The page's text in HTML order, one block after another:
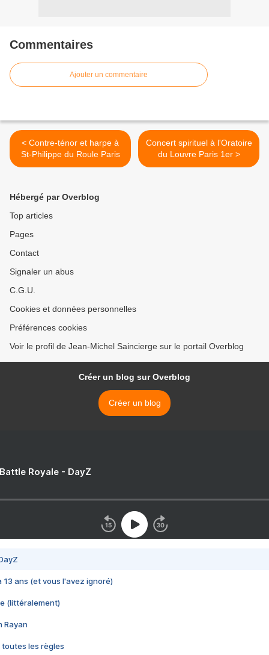
Commentaires
Ajouter un commentaire
< Contre-ténor et harpe à
St-Philippe du Roule Paris
Concert spirituel à l'Oratoire
du Louvre Paris 1er >
Hébergé par Overblog
Top articles
Pages
Contact
Signaler un abus
C.G.U.
Cookies et données personnelles
Préférences cookies
Voir le profil de Jean-Michel Saincierge sur le portail Overblog
Créer un blog sur Overblog
Créer un blog
Royale - DayZ
13 ans (et vous l'avez ignoré)
(littéralement)
Rayan
toutes les règles